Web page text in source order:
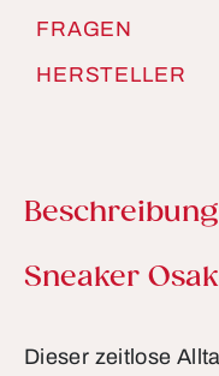
FRAGEN
HERSTELLER
Beschreibung
Sneaker
Dieser zeitlose